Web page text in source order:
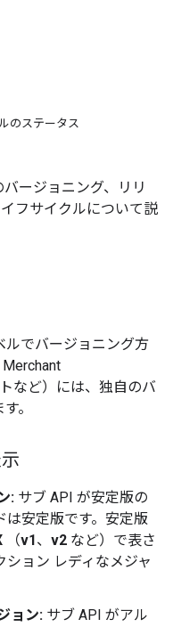
のステータス
ージョニング、リリ
フサイクルについて説
ルでバージョニング方
など）には、独自のバ
。
: サブ API が安定版の
は安定版です。安定版
（v1、 v2 など）で表さ
ション レディなメジャ
ョン: サブ API がアル